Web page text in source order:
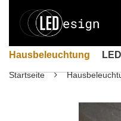
Hausbeleuchtung
Startseite